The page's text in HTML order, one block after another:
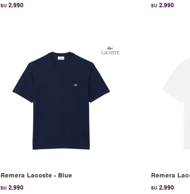
$U 2.990 $U 2.990
Remera Lacoste - Blue
$U 2.990
Remera
$U 2.990